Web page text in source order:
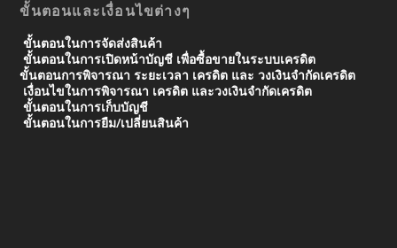
ขั้นตอนและเงื่อนไขต่างๆ
ขั้นตอนในการจัดส่งสินค้า
ขั้นตอนในการเปิดหน้าบัญชี เพื่อซื้อขายในระบบเครดิต
ขั้นตอนการพิจารณา ระยะเวลา เครดิต และ วงเงินจํากัดเครดิต
เงื่อนไขในการพิจารณา เครดิต และวงเงินจำกัดเครดิต
ขั้นตอนในการเก็บบัญชี
ขั้นตอนในการยืม/เปลี่ยนสินค้า